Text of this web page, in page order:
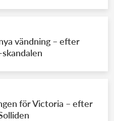
vändning – efter
för Victoria – efter